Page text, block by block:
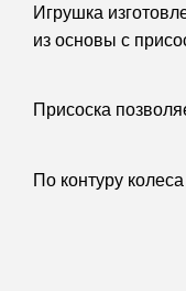
Игрушка
из основы с
Присоска
По контуру